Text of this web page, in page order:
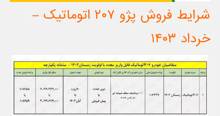
شرایط فروش پژو ۲۰۷ اتوماتیک –
خرداد ۱۴۰۳